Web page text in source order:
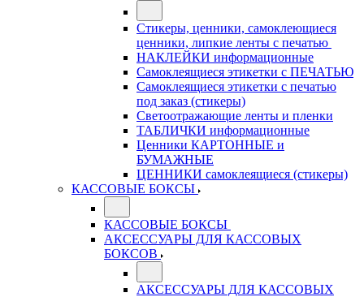
Стикеры, ценники, самоклеющиеся
ценники, липкие ленты с печатью
НАКЛЕЙКИ информационные
Самоклеящиеся этикетки с ПЕЧАТЬЮ
Самоклеящиеся этикетки с печатью
под заказ (стикеры)
Светоотражающие ленты и пленки
ТАБЛИЧКИ информационные
Ценники КАРТОННЫЕ и
БУМАЖНЫЕ
ЦЕННИКИ самоклеящиеся (стикеры)
КАССОВЫЕ БОКСЫ
КАССОВЫЕ БОКСЫ
АКСЕССУАРЫ ДЛЯ КАССОВЫХ
БОКСОВ
АКСЕССУАРЫ ДЛЯ КАССОВЫХ